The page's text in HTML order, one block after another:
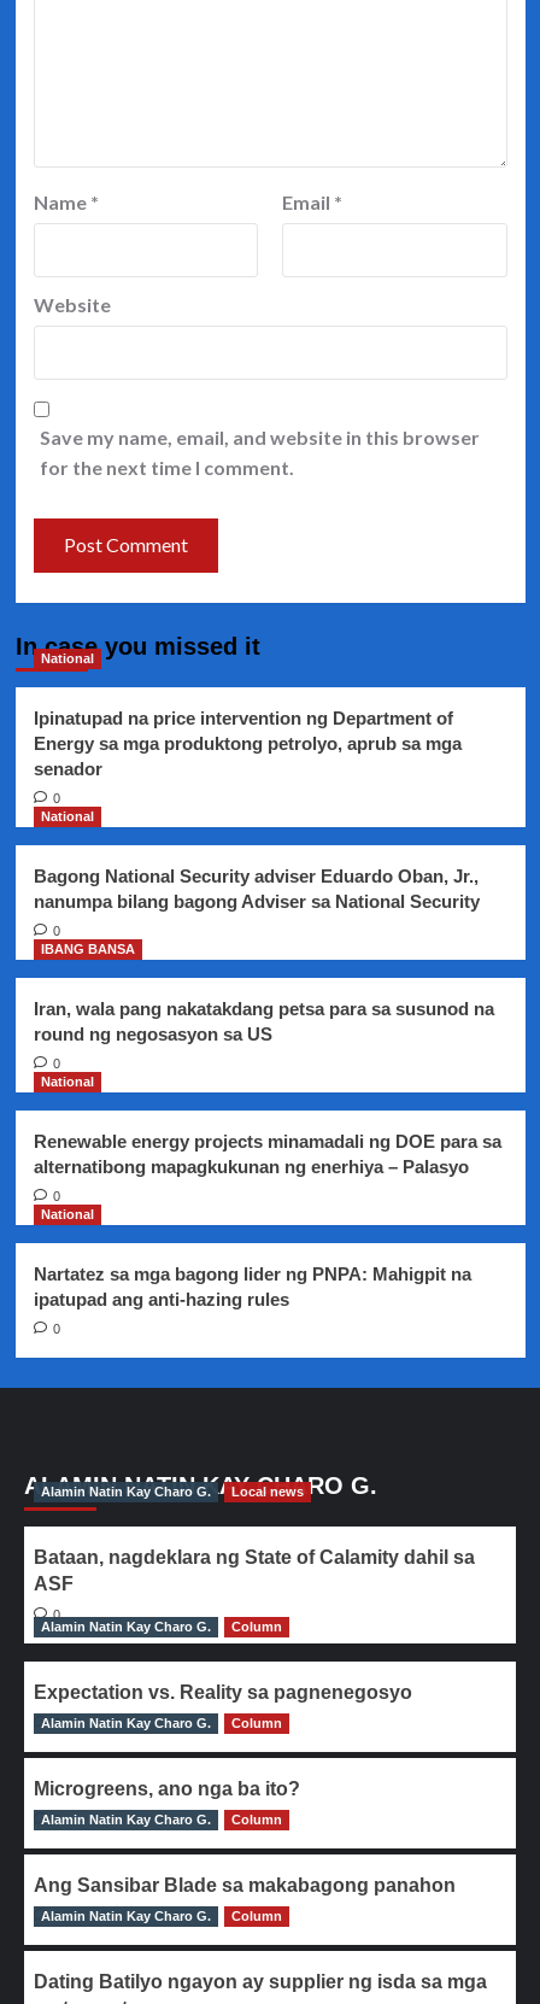
Name * Email *
Website
Save my name, email, and website in this browser
for the next time I comment.
In case you missed it
National
Ipinatupad na price intervention ng Department of
Energy sa mga produktong petrolyo, aprub sa mga
senador
0
National
Bagong National Security adviser Eduardo Oban, Jr.,
nanumpa bilang bagong Adviser sa National Security
0
IBANG BANSA
Iran, wala pang nakatakdang petsa para sa susunod na
round ng negosasyon sa US
0
National
Renewable energy projects minamadali ng DOE para sa
alternatibong mapagkukunan ng enerhiya – Palasyo
0
National
Nartatez sa mga bagong lider ng PNPA: Mahigpit na
ipatupad ang anti-hazing rules
0
ALAMIN NATIN KAY CHARO G.
Alamin Natin Kay Charo G. Local news
Bataan, nagdeklara ng State of Calamity dahil sa
ASF
0
Alamin Natin Kay Charo G.
Column
Expectation vs. Reality sa pagnenegosyo
0
Alamin Natin Kay Charo G. Column
Microgreens, ano nga ba ito?
0
Alamin Natin Kay Charo G. Column
Ang Sansibar Blade sa makabagong panahon
0
Alamin Natin Kay Charo G. Column
Dating Batilyo ngayon ay supplier ng isda sa mga